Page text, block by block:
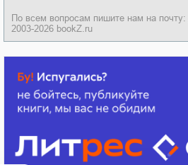
По всем вопросам пишите нам на почту:
2003-2026 bookZ.ru